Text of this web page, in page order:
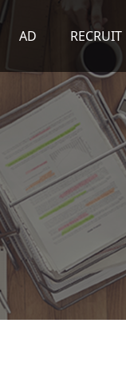
AD RECRUIT